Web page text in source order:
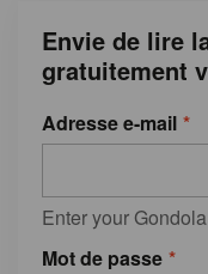
Envie de lire
gratuitement
Adresse e-mail
Enter your
Mot de passe